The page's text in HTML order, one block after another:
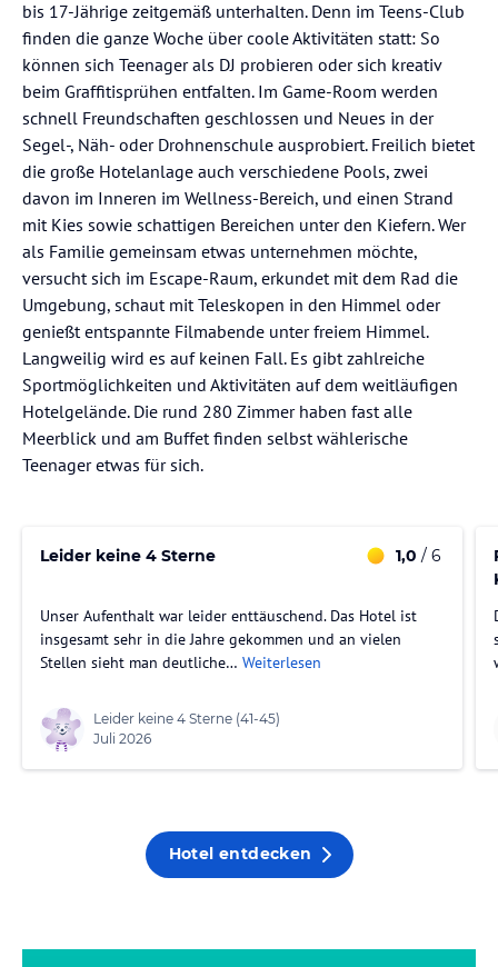
bis 17-Jährige zeitgemäß unterhalten. Denn im Teens-Club
finden die ganze Woche über coole Aktivitäten statt: So
können sich Teenager als DJ probieren oder sich kreativ
beim Graffitisprühen entfalten. Im Game-Room werden
schnell Freundschaften geschlossen und Neues in der
Segel-, Näh- oder Drohnenschule ausprobiert. Freilich bietet
die große Hotelanlage auch verschiedene Pools, zwei
davon im Inneren im Wellness-Bereich, und einen Strand
mit Kies sowie schattigen Bereichen unter den Kiefern. Wer
als Familie gemeinsam etwas unternehmen möchte,
versucht sich im Escape-Raum, erkundet mit dem Rad die
Umgebung, schaut mit Teleskopen in den Himmel oder
genießt entspannte Filmabende unter freiem Himmel.
Langweilig wird es auf keinen Fall. Es gibt zahlreiche
Sportmöglichkeiten und Aktivitäten auf dem weitläufigen
Hotelgelände. Die rund 280 Zimmer haben fast alle
Meerblick und am Buffet finden selbst wählerische
Teenager etwas für sich.
Leider keine 4 Sterne 1,0 / 6
Unser Aufenthalt war leider enttäuschend. Das Hotel ist
insgesamt sehr in die Jahre gekommen und an vielen
Stellen sieht man deutliche… Weiterlesen
Leider keine 4 Sterne (41-45)
Juli 2026
Hotel entdecken